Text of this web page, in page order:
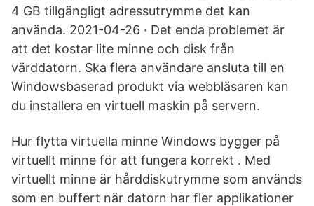
4 GB tillgängligt adressutrymme det kan
använda. 2021-04-26 · Det enda problemet är
att det kostar lite minne och disk från
värddatorn. Ska flera användare ansluta till en
Windowsbaserad produkt via webbläsaren kan
du installera en virtuell maskin på servern.
Hur flytta virtuella minne Windows bygger på
virtuellt minne för att fungera korrekt . Med
virtuellt minne är hårddiskutrymme som används
som en buffert när datorn har fler applikationer